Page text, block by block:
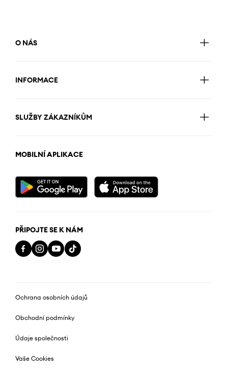
O NÁS
INFORMACE
SLUŽBY ZÁKAZNÍKŮM
MOBILNÍ APLIKACE
PŘIPOJTE SE K NÁM
Ochrana osobních údajů
Obchodní podmínky
Údaje společnosti
Vaše Cookies